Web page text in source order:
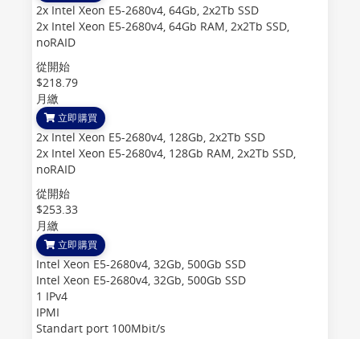
2x Intel Xeon E5-2680v4, 64Gb, 2x2Tb SSD
2x Intel Xeon E5-2680v4, 64Gb RAM, 2x2Tb SSD,
noRAID
從開始
$218.79
月繳
立即購買
2x Intel Xeon E5-2680v4, 128Gb, 2x2Tb SSD
2x Intel Xeon E5-2680v4, 128Gb RAM, 2x2Tb SSD,
noRAID
從開始
$253.33
月繳
立即購買
Intel Xeon E5-2680v4, 32Gb, 500Gb SSD
Intel Xeon E5-2680v4, 32Gb, 500Gb SSD
1 IPv4
IPMI
Standart port 100Mbit/s